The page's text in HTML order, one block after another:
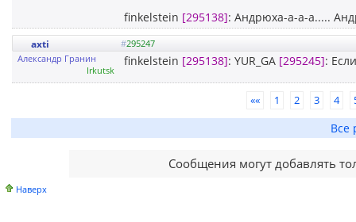
finkelstein [295138]: Андрюха-а-а-а.....
axti #295247
Александр Гранин
Irkutsk
finkelstein [295138]: YUR_GA [295245]:
«« 1 2 3 4
Все
Сообщения могут добавлять
Наверх